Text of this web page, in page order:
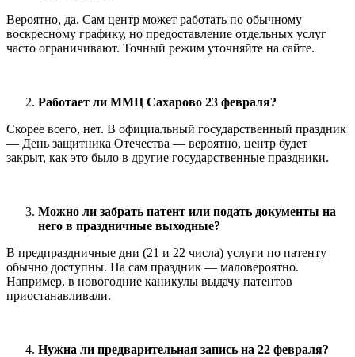
Вероятно, да. Сам центр может работать по обычному
воскресному графику, но предоставление отдельных услуг
часто ограничивают. Точный режим уточняйте на сайте.
Работает ли ММЦ Сахарово 23 февраля?
Скорее всего, нет. В официальный государственный праздник
— День защитника Отечества — вероятно, центр будет
закрыт, как это было в другие государственные праздники.
Можно ли забрать патент или подать документы на
него в праздничные выходные?
В предпраздничные дни (21 и 22 числа) услуги по патенту
обычно доступны. На сам праздник — маловероятно.
Например, в новогодние каникулы выдачу патентов
приостанавливали.
Нужна ли предварительная запись на 22 февраля?